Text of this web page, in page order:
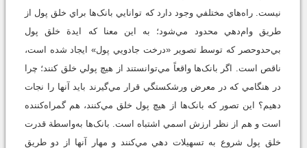
نيست. راه‌هاي مختلفي وجود دارد که توانايي بانک‌ها براي خلق پول از
طريق وام‌دهي محدود مي‌شود؛ به اين معنا که ايدة خلق پول
بي‌حدوحصر که توسط تصوير «درخت جادويي پول» ايجاد شده است،
ناقص است. اگر بانک‌ها واقعاً مي‌توانستند از هيچ پولي خلق کنند؛ چرا
در هنگامي که در معرض ورشکستگي قرار مي‌گيرند بايد آنها را نجات
دهيم؟ اين تصور که بانک‌ها از هيچ پول خلق مي‌کنند، هم گمراه‌کننده
است و هم از نظر ارزش اسمي اشتباه است. بانک‌ها به‌واسطة قدرت
خلق پول شروع به تسهيلات دهي مي‌کنند و مهار آنها از دو طريق